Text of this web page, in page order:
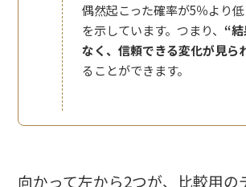
偶然起こった確率が5％より
を示しています。つまり、“
なく、信頼できる変化が見ら
ることができます。
向かって左から2つが、比較用の